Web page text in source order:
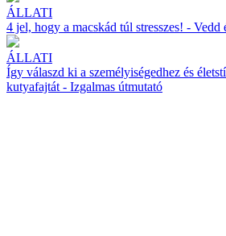
ÁLLATI
4 jel, hogy a macskád túl stresszes! - Vedd
ÁLLATI
Így válaszd ki a személyiségedhez és
kutyafajtát - Izgalmas útmutató